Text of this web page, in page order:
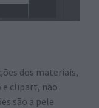
dos materiais,
e clipart, não
são a pele